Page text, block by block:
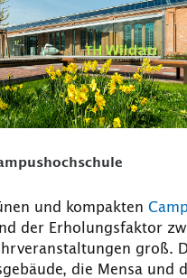
und kompakten
der Erholungsfaktor
groß.
die Mensa und